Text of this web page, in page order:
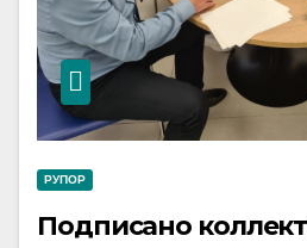
РУПОР
Подписано